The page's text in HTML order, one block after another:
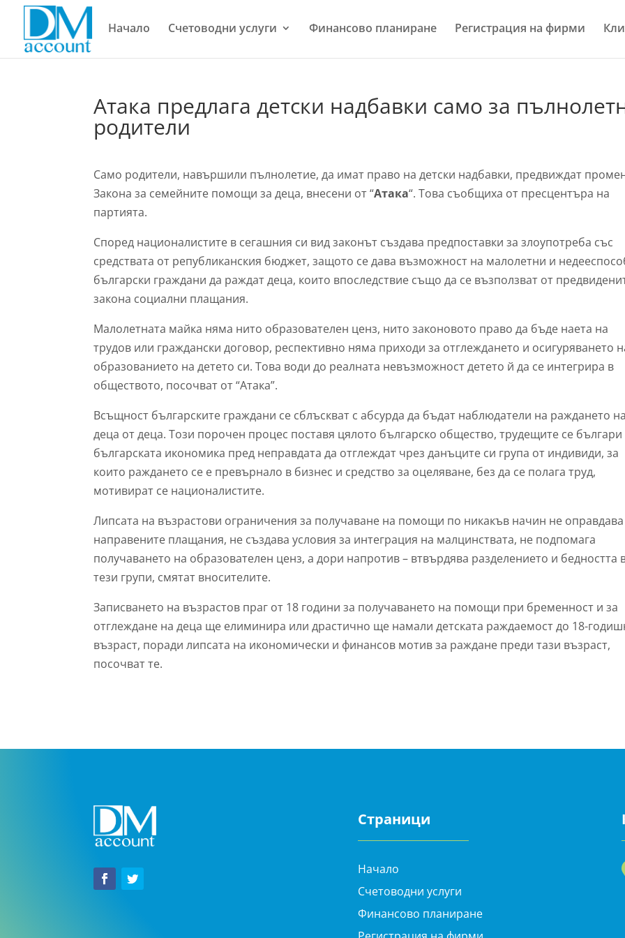
Начало Счетоводни услуги Финансово планиране Регистрация на фирми
Атака предлага детски надбавки само за
родители
Само родители, навършили пълнолетие, да имат право на детски надбавки, предвиждат
Закона за семейните помощи за деца, внесени от “Атака“. Това съобщиха от пресцентъра на
партията.
Според националистите в сегашния си вид законът създава предпоставки за злоупотреба със
средствата от републиканския бюджет, защото се дава възможност на малолетни и
български граждани да раждат деца, които впоследствие също да се възползват от
закона социални плащания.
Maлолетната майка няма нито образователен ценз, нито законовото право да бъде наета на
трудов или граждански договор, респективно няма приходи за отглеждането и осигуряването
образованието на детето си. Това води до реалната невъзможност детето й да се интегрира в
обществото, посочват от “Атака”.
Всъщност българските граждани се сблъскват с абсурда да бъдат наблюдатели на раждането на
деца от деца. Този порочен процес поставя цялото българско общество, трудещите се българи
българската икономика пред неправдата да отглеждат чрез данъците си група от индивиди, за
които раждането се е превърнало в бизнес и средство за оцеляване, без да се полага труд,
мотивират се националистите.
Липсата на възрастови ограничения за получаване на помощи по никакъв начин не оправдава
направените плащания, не създава условия за интеграция на малцинствата, не подпомага
получаването на образователен ценз, а дори напротив – втвърдява разделението и бедността
тези групи, смятат вносителите.
Записването на възрастов праг от 18 години за получаването на помощи при бременност и за
отглеждане на деца ще елиминира или драстично ще намали детската раждаемост до 18-
възраст, поради липсата на икономически и финансов мотив за раждане преди тази възраст,
посочват те.
Страници
Начало
Счетоводни услуги
Финансово планиране